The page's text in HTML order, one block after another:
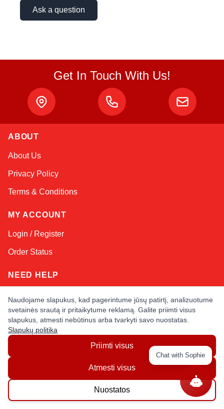
Ask a question
Get In Touch With Us!
ABOUT
About Us
Privacy Policy
Terms & Conditions
MY ACCOUNT
Login / Register
Order Status
NEED HELP
Help / FAQs
Shipping & Returns
KEEP IN TOUCH!
Naudojame slapukus, kad pagerintume jūsų patirtį, analizuotume
svetainės srautą ir pritaikytume reklamą. Galite priimti visus
slapukus, atmesti nebūtinus arba tvarkyti savo nuostatas.
Slapukų politika
Priimti visus
Atmesti visus
Nuostatos
Chat with Sophie
Online — typically replies instantly